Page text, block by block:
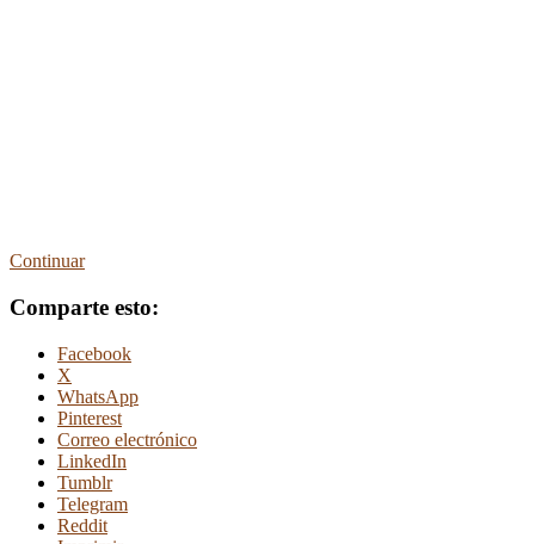
Continuar
Comparte esto:
Facebook
X
WhatsApp
Pinterest
Correo electrónico
LinkedIn
Tumblr
Telegram
Reddit